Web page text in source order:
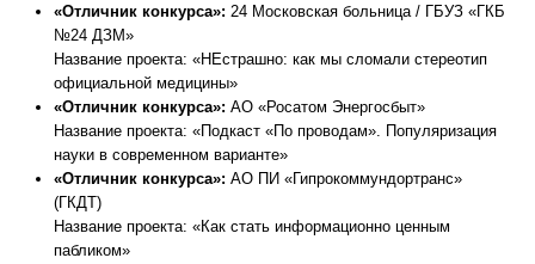
«Отличник конкурса»: 24 Московская больница / ГБУЗ «ГКБ
№24 ДЗМ»
Название проекта: «НЕстрашно: как мы сломали стереотип
официальной медицины»
«Отличник конкурса»: АО «Росатом Энергосбыт»
Название проекта: «Подкаст «По проводам». Популяризация
науки в современном варианте»
«Отличник конкурса»: АО ПИ «Гипрокоммундортранс»
(ГКДТ)
Название проекта: «Как стать информационно ценным
пабликом»